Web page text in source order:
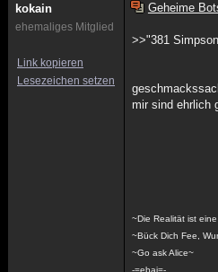
kokain
ehemaliges Mitglied
Link kopieren
Lesezeichen setzen
Geheime
>>"381
mir sind ehrlich
~Die Realität ist
~Bück Dich Fee,
~Go ask Alice~
-=ebai=-